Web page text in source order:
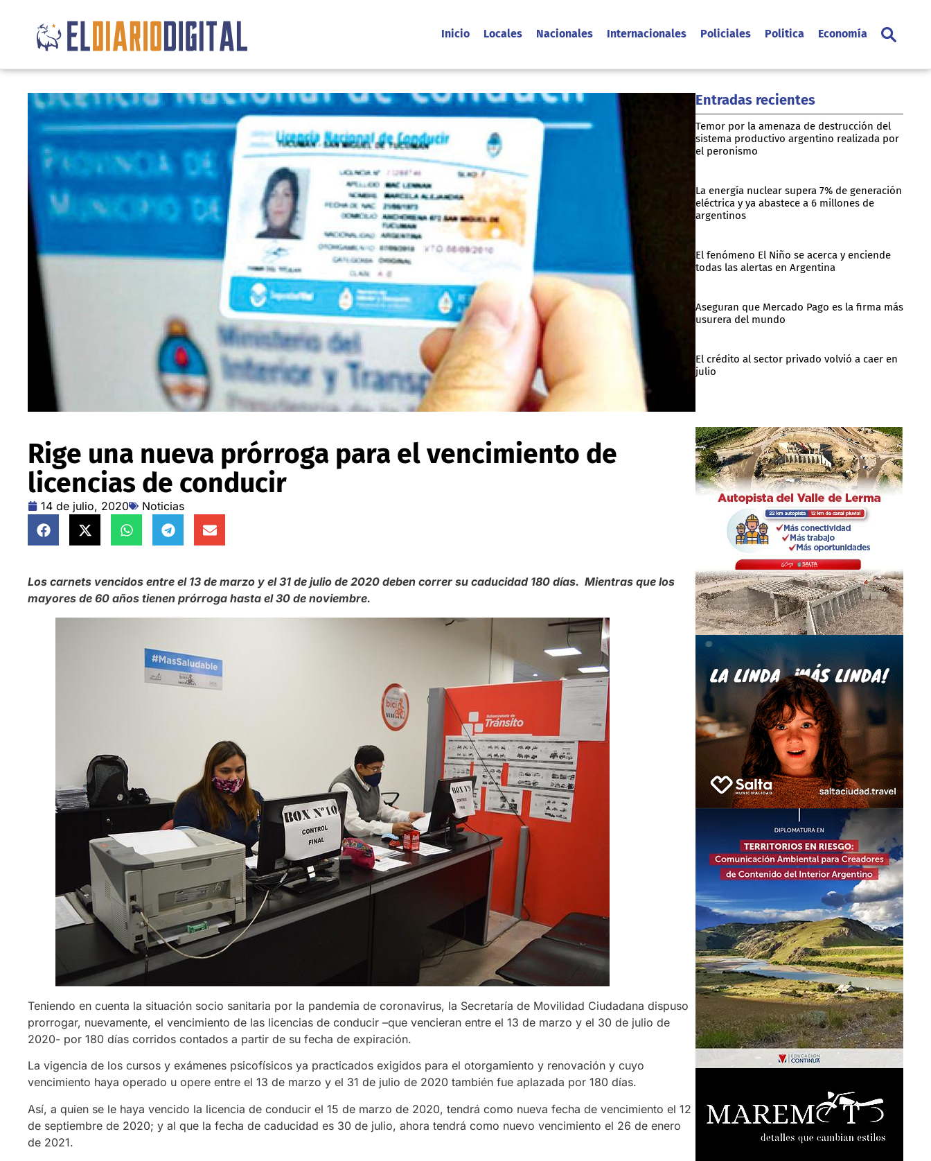
Inicio Locales Nacionales Internacionales Policiales Politica Economía
Rige una nueva prórroga para el vencimiento de
licencias de conducir
14 de julio, 2020 Noticias
Los carnets vencidos entre el 13 de marzo y el 31 de julio de 2020 deben correr su caducidad 180 días. Mientras que los
mayores de 60 años tienen prórroga hasta el 30 de noviembre.
Teniendo en cuenta la situación socio sanitaria por la pandemia de coronavirus, la Secretaría de Movilidad Ciudadana dispuso
prorrogar, nuevamente, el vencimiento de las licencias de conducir –que vencieran entre el 13 de marzo y el 30 de julio de
2020- por 180 días corridos contados a partir de su fecha de expiración.
La vigencia de los cursos y exámenes psicofísicos ya practicados exigidos para el otorgamiento y renovación y cuyo
vencimiento haya operado u opere entre el 13 de marzo y el 31 de julio de 2020 también fue aplazada por 180 días.
Así, a quien se le haya vencido la licencia de conducir el 15 de marzo de 2020, tendrá como nueva fecha de vencimiento el 12
de septiembre de 2020; y al que la fecha de caducidad es 30 de julio, ahora tendrá como nuevo vencimiento el 26 de enero
de 2021.
Entradas recientes
Temor por la amenaza de destrucción del
sistema productivo argentino realizada por
el peronismo
La energía nuclear supera 7% de generación
eléctrica y ya abastece a 6 millones de
argentinos
El fenómeno El Niño se acerca y enciende
todas las alertas en Argentina
Aseguran que Mercado Pago es la firma más
usurera del mundo
El crédito al sector privado volvió a caer en
julio